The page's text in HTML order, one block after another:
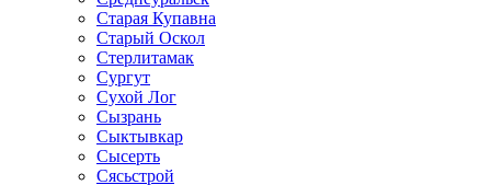
Старая Купавна
Старый Оскол
Стерлитамак
Сургут
Сухой Лог
Сызрань
Сыктывкар
Сысерть
Сясьстрой